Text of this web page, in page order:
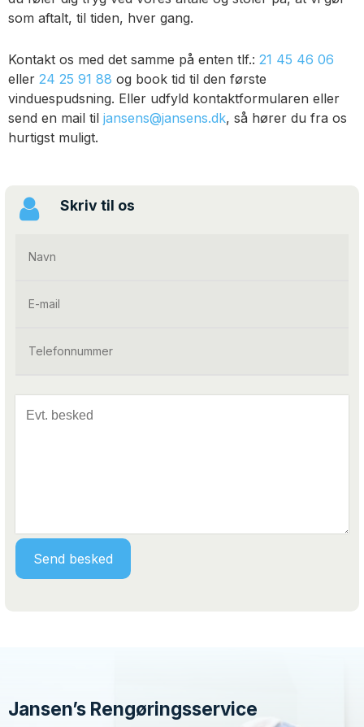
som aftalt, til tiden, hver gang.
Kontakt os med det samme på enten tlf.:21 45 46 06
eller24 25 91 88 og booktid til den første
vinduespudsning. Eller udfyld kontaktformularen eller
send en mail til jansens@jansens.dk,så hører du fra os
hurtigst muligt.
Skriv til os
Jansen’s Rengøringsservice